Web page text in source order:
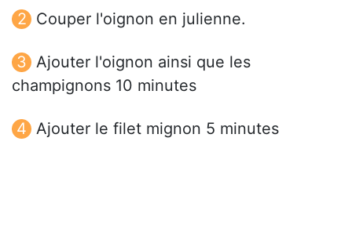
Couper l'oignon en julienne.
Ajouter l'oignon ainsi que les
champignons 10 minutes
Ajouter le filet mignon 5 minutes